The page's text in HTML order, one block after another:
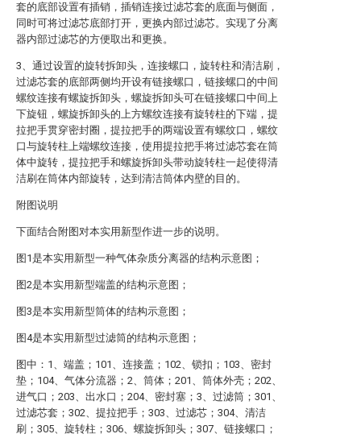
套的底部设置有插销，插销连接过滤芯套的底面与侧面，
同时可将过滤芯底部打开，更换内部过滤芯。实现了分离
器内部过滤芯的方便取出和更换。
3、通过设置的旋转拆卸头，连接螺口，旋转柱和清洁刷，
过滤芯套的底部两侧均开设有链接螺口，链接螺口的中间
螺纹连接有螺旋拆卸头，螺旋拆卸头可在链接螺口中间上
下旋钮，螺旋拆卸头的上方螺纹连接有旋转柱的下端，提
拉把手贯穿密封圈，提拉把手的两端设置有螺纹口，螺纹
口与旋转柱上端螺纹连接，使用提拉把手将过滤芯套在筒
体中旋转，提拉把手和螺旋拆卸头带动旋转柱一起使得清
洁刷在筒体内部旋转，达到清洁筒体内壁的目的。
附图说明
下面结合附图对本实用新型作进一步的说明。
图1是本实用新型一种气体杂质分离器的结构示意图；
图2是本实用新型端盖的结构示意图；
图3是本实用新型筒体的结构示意图；
图4是本实用新型过滤筒的结构示意图；
图中：1、端盖；101、连接盖；102、锁扣；103、密封
垫；104、气体分流器；2、筒体；201、筒体外壳；202、
进气口；203、出水口；204、密封塞；3、过滤筒；301、
过滤芯套；302、提拉把手；303、过滤芯；304、清洁
刷；305、旋转柱；306、螺旋拆卸头；307、链接螺口；